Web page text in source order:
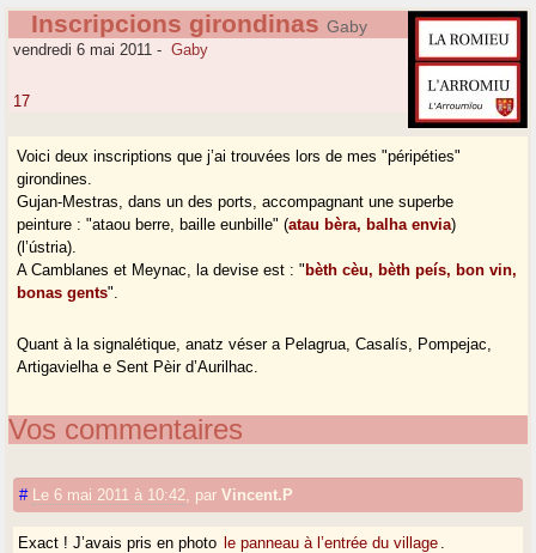
Inscripcions girondinas Gaby
vendredi 6 mai 2011 - Gaby
17
Voici deux inscriptions que j’ai trouvées lors de mes "péripéties"
girondines.
Gujan-Mestras, dans un des ports, accompagnant une superbe
peinture : "ataou berre, baille eunbille" (atau bèra, balha envia)
(l’ústria).
A Camblanes et Meynac, la devise est : " bèth cèu, bèth peís, bon vin,
bonas gents".
Quant à la signalétique, anatz véser a Pelagrua, Casalís, Pompejac,
Artigavielha e Sent Pèir d’Aurilhac.
Vos commentaires
# Le 6 mai 2011 à 10:42 parVincent.P
Exact ! J’avais pris en photo le panneau à l’entrée du village